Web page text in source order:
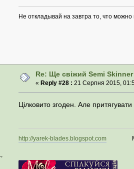
Не откладывай на завтра то, что
Re: Ще свіжий Semi Skinner
« Reply #28 : 21 Серпня 2015,
Цілковито згоден. Але
http://yarek-blades.blogspot.com Мої